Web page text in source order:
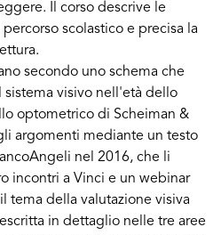
Il corso descrive le
scolastico e precisa la
secondo uno schema che
visivo nell'età dello
optometrico di Scheiman &
argomenti mediante un testo
nel 2016, che li
incontri a Vinci e un webinar
tema della valutazione visiva
in dettaglio nelle tre aree